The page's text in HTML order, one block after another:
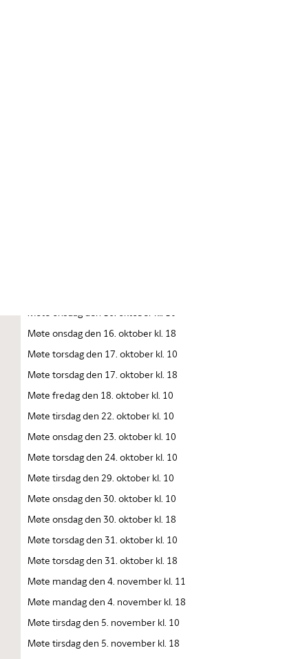
Møte onsdag den 16. oktober kl. 10
Møte onsdag den 16. oktober kl. 18
Møte torsdag den 17. oktober kl. 10
Møte torsdag den 17. oktober kl. 18
Møte fredag den 18. oktober kl. 10
Møte tirsdag den 22. oktober kl. 10
Møte onsdag den 23. oktober kl. 10
Møte torsdag den 24. oktober kl. 10
Møte tirsdag den 29. oktober kl. 10
Møte onsdag den 30. oktober kl. 10
Møte onsdag den 30. oktober kl. 18
Møte torsdag den 31. oktober kl. 10
Møte torsdag den 31. oktober kl. 18
Møte mandag den 4. november kl. 11
Møte mandag den 4. november kl. 18
Møte tirsdag den 5. november kl. 10
Møte tirsdag den 5. november kl. 18